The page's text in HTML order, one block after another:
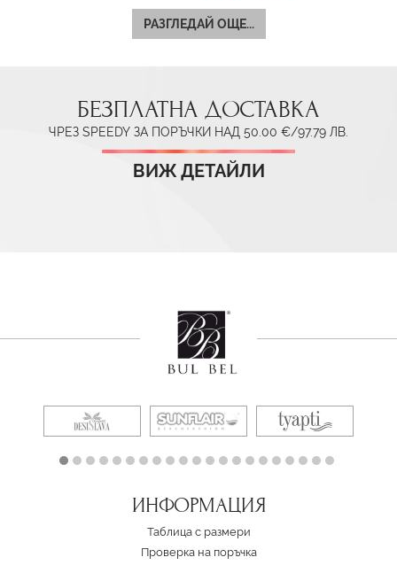
РАЗГЛЕДАЙ ОЩЕ...
БЕЗПЛАТНА ДОСТАВКА
ЧРЕЗ SPEEDY ЗА ПОРЪЧКИ НАД 50.00 €/97.79 ЛВ.
ВИЖ ДЕТАЙЛИ
ИНФОРМАЦИЯ
Таблица с размери
Проверка на поръчка